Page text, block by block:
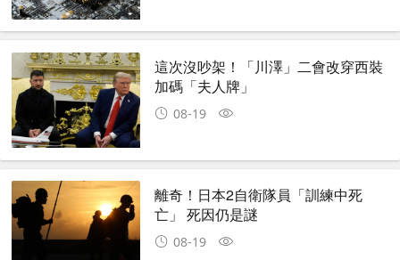
這次沒吵架！「川澤」二會改穿西裝
加碼「夫人牌」
08-19
離奇！日本2自衛隊員「訓練中死
亡」 死因仍是謎
08-19